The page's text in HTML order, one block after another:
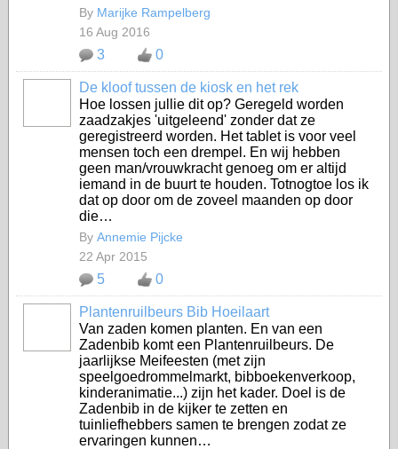
By Marijke Rampelberg
16 Aug 2016
3 0
De kloof tussen de kiosk en het rek
Hoe lossen jullie dit op? Geregeld worden
zaadzakjes 'uitgeleend' zonder dat ze
geregistreerd worden. Het tablet is voor veel
mensen toch een drempel. En wij hebben
geen man/vrouwkracht genoeg om er altijd
iemand in de buurt te houden. Totnogtoe los ik
dat op door om de zoveel maanden op door
die…
By Annemie Pijcke
22 Apr 2015
5 0
Plantenruilbeurs Bib Hoeilaart
Van zaden komen planten. En van een
Zadenbib komt een Plantenruilbeurs. De
jaarlijkse Meifeesten (met zijn
speelgoedrommelmarkt, bibboekenverkoop,
kinderanimatie...) zijn het kader. Doel is de
Zadenbib in de kijker te zetten en
tuinliefhebbers samen te brengen zodat ze
ervaringen kunnen…